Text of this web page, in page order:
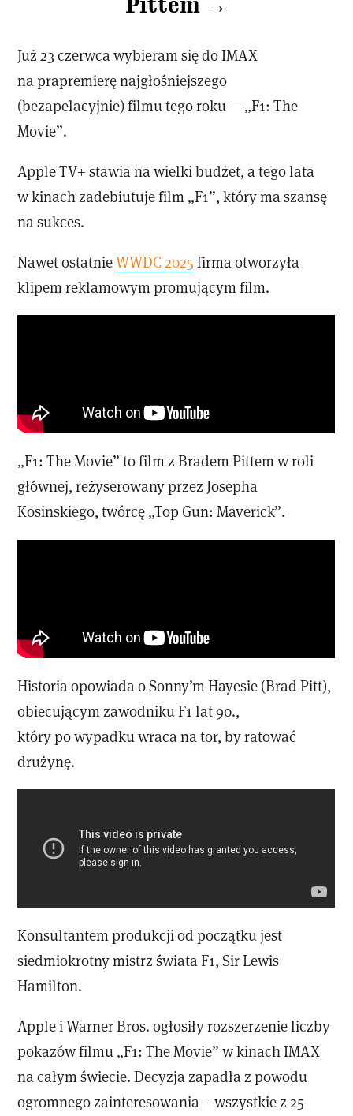
Już 23 czerwca wybieram się do IMAX
na prapremierę najgłośniejszego
(bezapelacyjnie) filmu tego roku — „F1: The
Movie”.
Apple TV+ stawia na wielki budżet, a tego lata
w kinach zadebiutuje film „F1”, który ma szansę
na sukces.
Nawet ostatnieWWDC 2025 firma otworzyła
klipem reklamowym promującym film.
„F1: The Movie” to film z Bradem Pittem w roli
głównej, reżyserowany przez Josepha
Kosinskiego, twórcę „Top Gun: Maverick”.
Historia opowiada o Sonny’m Hayesie (Brad Pitt),
obiecującym zawodniku F1 lat 90.,
który po wypadku wraca na tor, by ratować
drużynę.
Konsultantem produkcji od początku jest
siedmiokrotny mistrz świata F1, Sir Lewis
Hamilton.
Apple i Warner Bros. ogłosiły rozszerzenie liczby
pokazów filmu „F1: The Movie” w kinach IMAX
na całym świecie. Decyzja zapadła z powodu
ogromnego zainteresowania – wszystkie z 25